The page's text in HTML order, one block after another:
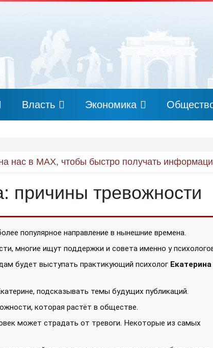
Власть Экономика
нас в MAX, чтобы быстро получать
причины тревожности
популярное направление в нынешние времена.
многие ищут поддержки и совета именно у
будет выступать практикующий психолог Екатерина
подсказывать темы будущих публикаций.
которая растёт в обществе.
может страдать от тревоги. Некоторые из самых